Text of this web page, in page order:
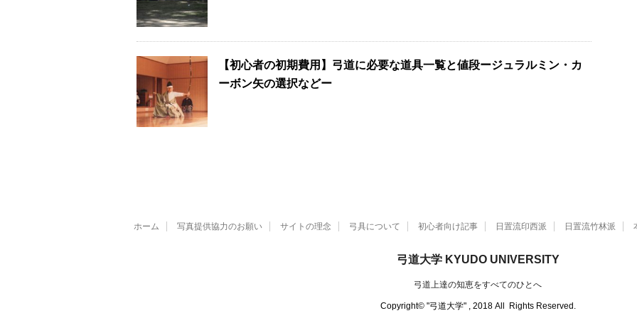
【初心者の初期費用】弓道に必要な道具一覧と値段ージュラルミン・カ
ーボン矢の選択などー
ホーム 写真提供協力のお願い サイトの理念 弓具について 初心者向け記事 日置流印西派 日置流竹林派
弓道大学 KYUDO UNIVERSITY
弓道上達の知恵をすべてのひとへ
Copyright© "弓道大学" , 2018 All Rights Reserved.